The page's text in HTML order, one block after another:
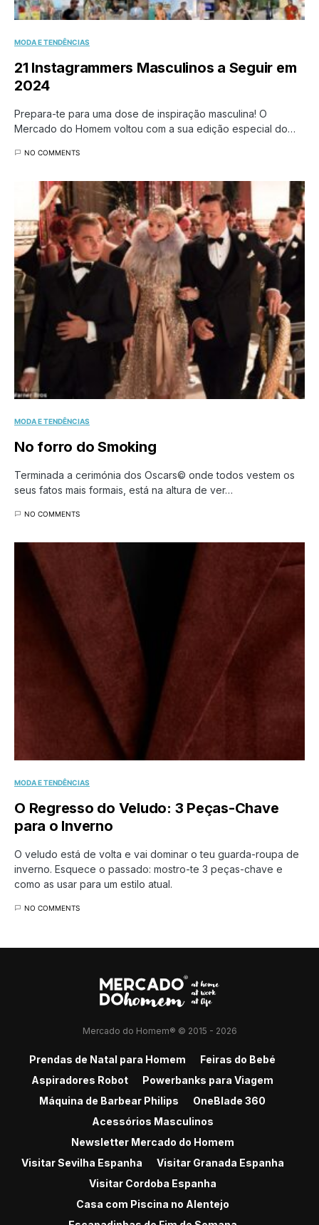
MODA E TENDÊNCIAS
21 Instagrammers Masculinos a Seguir em
2024
Prepara-te para uma dose de inspiração masculina! O
Mercado do Homem voltou com a sua edição especial do…
NO COMMENTS
MODA E TENDÊNCIAS
No forro do Smoking
Terminada a cerimónia dos Oscars© onde todos vestem os
seus fatos mais formais, está na altura de ver…
NO COMMENTS
MODA E TENDÊNCIAS
O Regresso do Veludo: 3 Peças-Chave
para o Inverno
O veludo está de volta e vai dominar o teu guarda-roupa de
inverno. Esquece o passado: mostro-te 3 peças-chave e
como as usar para um estilo atual.
NO COMMENTS
Mercado do Homem® © 2015 - 2026
Prendas de Natal para Homem
Feiras do Bebé
Aspiradores Robot
Powerbanks para Viagem
Máquina de Barbear Philips
OneBlade 360
Acessórios Masculinos
Newsletter Mercado do Homem
Visitar Sevilha Espanha
Visitar Granada Espanha
Visitar Cordoba Espanha
Casa com Piscina no Alentejo